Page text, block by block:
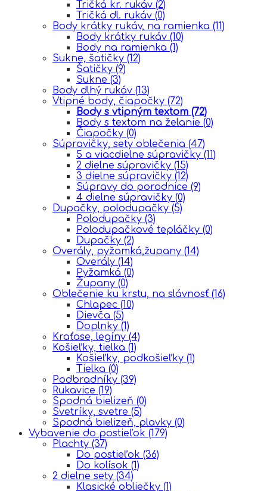
Tričká kr. rukáv (2)
Tričká dl. rukáv (0)
Body krátky rukáv, na ramienka (11)
Body krátky rukáv (10)
Body na ramienka (1)
Sukne, šatičky (12)
Šatičky (9)
Sukne (3)
Body dlhý rukáv (13)
Vtipné body, čiapočky (72)
Body s vtipným textom (72)
Body s textom na želanie (0)
Čiapočky (0)
Súpravičky, sety oblečenia (47)
5 a viacdielne súpravičky (11)
2 dielne súpravičky (15)
3 dielne súpravičky (12)
Súpravy do porodnice (9)
4 dielne súpravičky (0)
Dupačky, polodupačky (5)
Polodupačky (3)
Polodupačkové tepláčky (0)
Dupačky (2)
Overály, pyžamká,župany (14)
Overály (14)
Pyžamká (0)
Župany (0)
Oblečenie ku krstu, na slávnosť (16)
Chlapec (10)
Dievča (5)
Doplnky (1)
Kraťase, legíny (4)
Košieľky, tielka (1)
Košieľky, podkošieľky (1)
Tielka (0)
Podbradníky (39)
Rukavice (19)
Spodná bielizeň (0)
Svetríky, svetre (5)
Spodná bielizeň, plavky (0)
Vybavenie do postieľok (179)
Plachty (37)
Do postieľok (36)
Do kolísok (1)
2 dielne sety (34)
Klasické obliečky (1)